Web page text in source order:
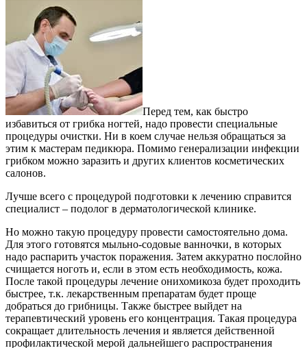
Перед тем, как быстро
избавиться от грибка ногтей, надо провести специальные
процедуры очистки. Ни в коем случае нельзя обращаться за
этим к мастерам педикюра. Помимо генерализации инфекции
грибком можно заразить и других клиентов косметических
салонов.
Лучше всего с процедурой подготовки к лечению справится
специалист – подолог в дерматологической клинике.
Но можно такую процедуру провести самостоятельно дома.
Для этого готовятся мыльно-содовые ванночки, в которых
надо распарить участок поражения. Затем аккуратно послойно
счищается ноготь и, если в этом есть необходимость, кожа.
После такой процедуры лечение онихомикоза будет проходить
быстрее, т.к. лекарственным препаратам будет проще
добраться до грибницы. Также быстрее выйдет на
терапевтический уровень его концентрация. Такая процедура
сокращает длительность лечения и является действенной
профилактической мерой дальнейшего распространения